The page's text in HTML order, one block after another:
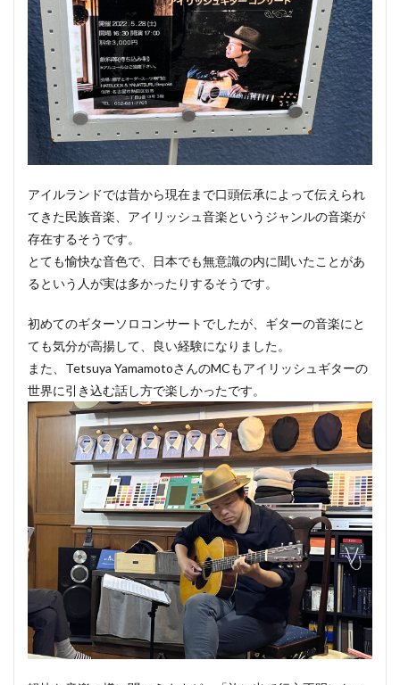
アイルランドでは昔から現在まで口頭伝承によって伝えられ
てきた民族音楽、アイリッシュ音楽というジャンルの音楽が
存在するそうです。
とても愉快な音色で、日本でも無意識の内に聞いたことがあ
るという人が実は多かったりするそうです。
初めてのギターソロコンサートでしたが、ギターの音楽にと
ても気分が高揚して、良い経験になりました。
また、Tetsuya YamamotoさんのMCもアイリッシュギターの
世界に引き込む話し方で楽しかったです。